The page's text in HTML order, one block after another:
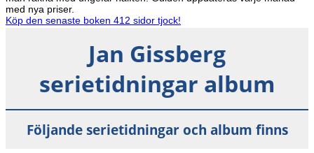
med nya priser.
Köp den senaste boken 412 sidor tjock!
Jan Gissberg
serietidningar album
Följande serietidningar och album finns